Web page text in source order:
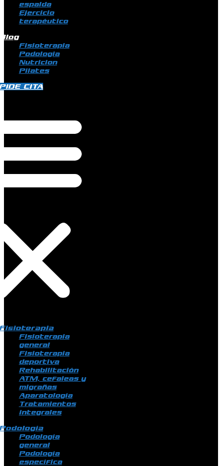
espalda
Ejercicio
terapéutico
Fisioterapia
Podologia
Nutricion
Pilates
CITA
Fisioterapia
general
Fisioterapia
deportiva
Rehabilitación
ATM, cefaleas y
migrañas
Aparatología
Tratamientos
integrales
Podología
general
Podología
específica